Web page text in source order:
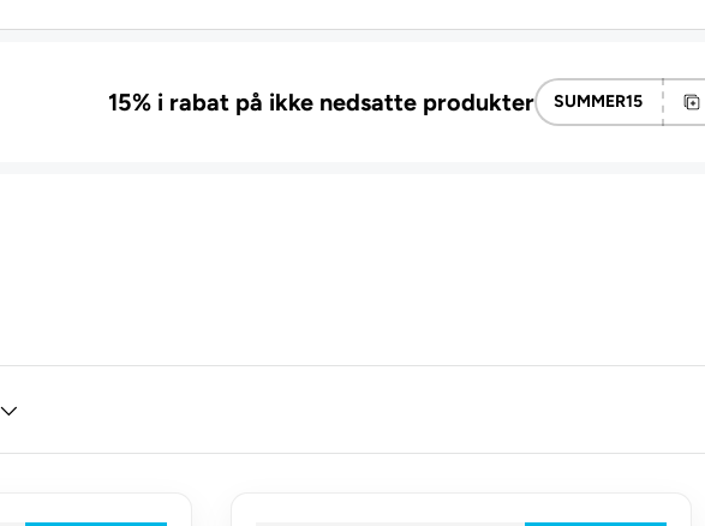
15% i rabat på ikke nedsatte produkter SUMMER15